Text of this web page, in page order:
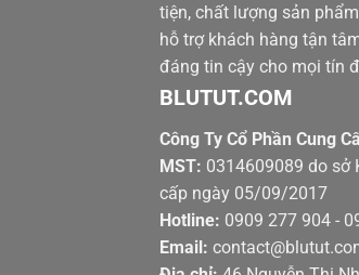
tiện, chất lượng sản
hỗ trợ khách hàng tận
đáng tin cậy cho mọi tín
BLUTUT.COM
Công Ty Cổ Phần Cung
MST: 0314609089 do sở
cấp ngày 05/09/2017
Hotline: 0909 277 904 -
Email: